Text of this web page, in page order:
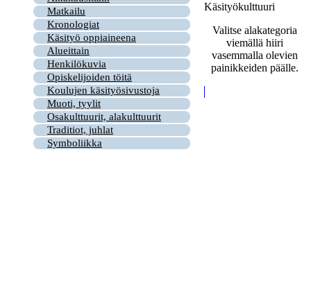
Matkailu
Kronologiat
Käsityö oppiaineena
Alueittain
Henkilökuvia
Opiskelijoiden töitä
Koulujen käsityösivustoja
Muoti, tyylit
Osakulttuurit, alakulttuurit
Traditiot, juhlat
Symboliikka
Käsityökulttuuri
Valitse alakategoria
viemällä hiiri
vasemmalla olevien
painikkeiden päälle.